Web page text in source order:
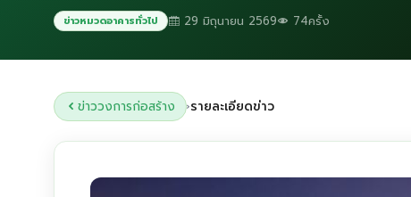
ข่าวหมวดอาคารทั่วไป 29 มิถุนายน 2569 74ครั้ง
ข่าววงการก่อสร้าง ›รายละเอียดข่าว